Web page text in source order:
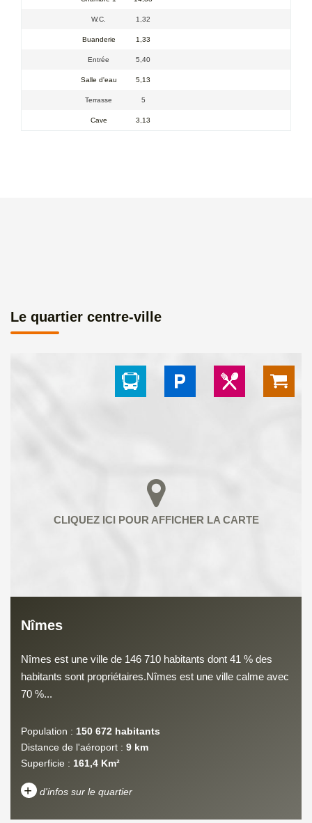
W.C. 1,32
Buanderie 1,33
Entrée 5,40
Salle d'eau 5,13
Terrasse 5
Cave 3,13
Le quartier centre-ville
Nîmes
Nîmes est une ville de 146 710 habitants dont 41 % des
habitants sont propriétaires.Nîmes est une ville calme avec
70 %...
Population : 150 672 habitants
Distance de l'aéroport : 9 km
Superficie : 161,4 Km²
+ d'infos sur le quartier